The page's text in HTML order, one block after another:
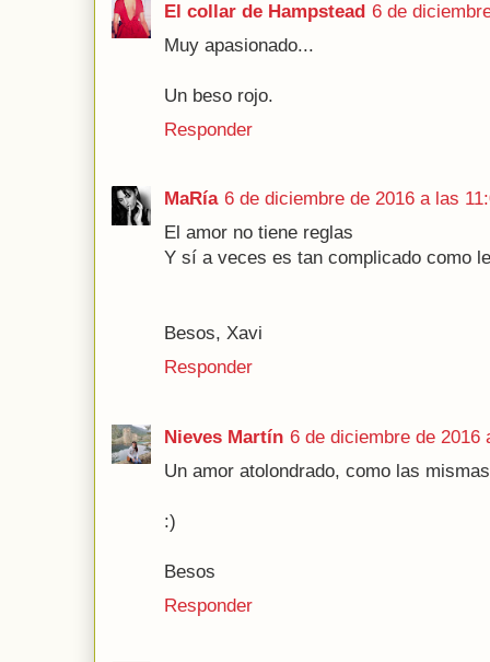
El collar de Hampstead 6 de
Muy apasionado...
Un beso rojo.
Responder
MaRía 6 de diciembre de 2016 a las
El amor no tiene reglas
Y sí a veces es tan complicado como
Besos, Xavi
Responder
Nieves Martín 6 de diciembre de 2016
Un amor atolondrado, como las
:)
Besos
Responder